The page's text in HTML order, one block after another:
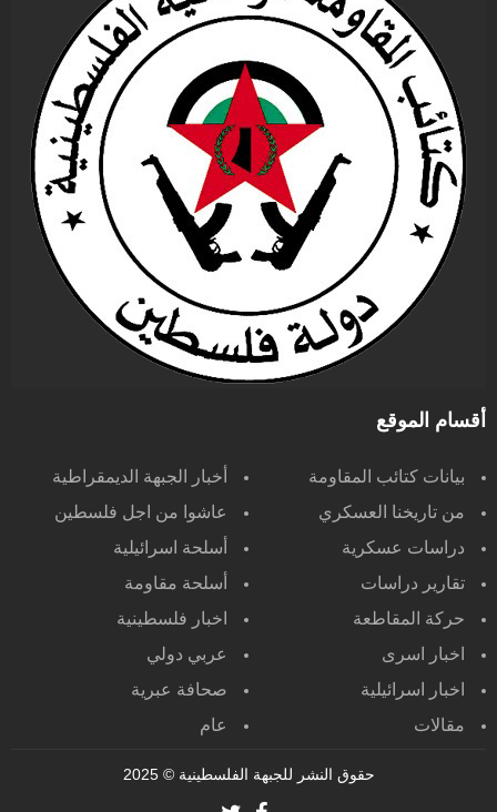
أقسام الموقع
بيانات كتائب المقاومة
أخبار الجبهة الديمقراطية
من تاريخنا العسكري
عاشوا من اجل فلسطين
دراسات عسكرية
أسلحة اسرائيلية
تقارير دراسات
أسلحة مقاومة
حركة المقاطعة
اخبار فلسطينية
اخبار اسرى
عربي دولي
اخبار اسرائيلية
صحافة عبرية
مقالات
عام
حقوق النشر للجبهة الفلسطينية© 2025